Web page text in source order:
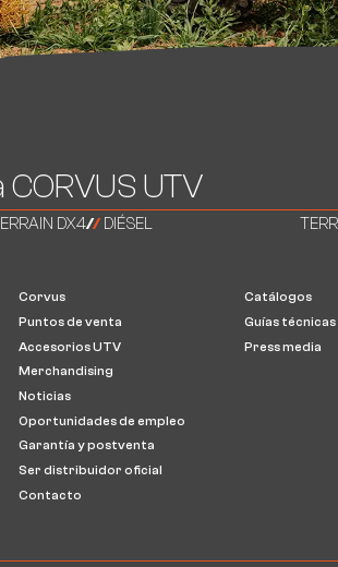
CORVUS UTV
DX4// DIÉSEL
Corvus
Puntos de venta
Accesorios UTV
Merchandising
Noticias
Oportunidades de empleo
Garantía y postventa
Ser distribuidor oficial
Contacto
Catálogos
Guías técnicas
Press media